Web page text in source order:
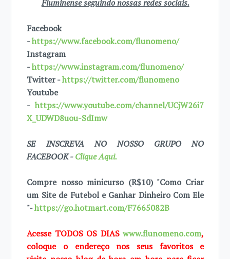
Fluminense seguindo nossas redes sociais.
Facebook
-https://www.facebook.com/flunomeno/
Instagram
-https://www.instagram.com/flunomeno/
Twitter -https://twitter.com/flunomeno
Youtube
-https://www.youtube.com/channel/UCjW26i7
X_UDWD8uou-SdImw
SE INSCREVA NO NOSSO GRUPO NO
FACEBOOK -Clique Aqui.
Compre nosso minicurso (R$10) "Como Criar
um Site de Futebol e Ganhar Dinheiro Com Ele
"-https://go.hotmart.com/F7665082B
Acesse TODOS OS DIASwww.flunomeno.com,
coloque o endereço nos seus favoritos e